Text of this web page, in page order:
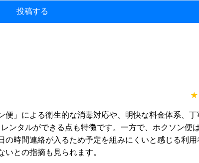
投稿する
便」による衛生的な消毒対応や、明快な料金体系、
ンタルができる点も特徴です。一方で、ホクソン便
時間連絡が入るため予定を組みにくいと感じる利用
との指摘も見られます。